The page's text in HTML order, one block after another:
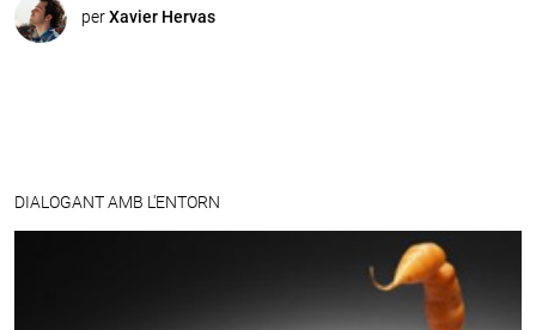
perXavier Hervas
DIALOGANT AMB L'ENTORN